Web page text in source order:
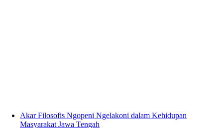
Akar Filosofis Ngopeni Ngelakoni dalam Kehidupan
Masyarakat Jawa Tengah